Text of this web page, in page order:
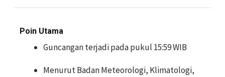
Poin Utama
Guncangan terjadi pada pukul 15:59 WIB
Menurut Badan Meteorologi, Klimatologi,